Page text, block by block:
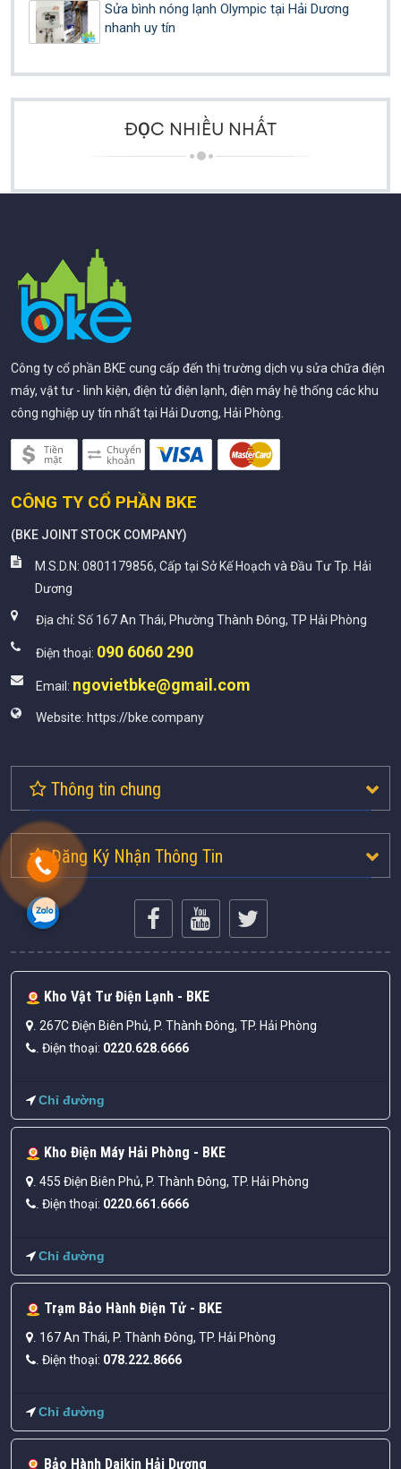
Sửa bình nóng lạnh Olympic tại Hải Dương
nhanh uy tín
ĐỌC NHIỀU NHẤT
Công ty cổ phần BKE cung cấp đến thị trường dịch vụ sửa chữa điện
máy, vật tư - linh kiện, điện tử điện lạnh, điện máy hệ thống các khu
công nghiệp uy tín nhất tại Hải Dương, Hải Phòng.
CÔNG TY CỔ PHẦN BKE
(BKE JOINT STOCK COMPANY)
M.S.D.N: 0801179856, Cấp tại Sở Kế Hoạch và Đầu Tư Tp. Hải
Dương
Địa chỉ: Số 167 An Thái, Phường Thành Đông, TP Hải Phòng
Điện thoại: 090 6060 290
Email: ngovietbke@gmail.com
Website: https://bke.company
Thông tin chung
Đăng Ký Nhận Thông Tin
Kho Vật Tư Điện Lạnh - BKE
267C Điện Biên Phủ, P. Thành Đông, TP. Hải Phòng
Điện thoại: 0220.628.6666
Chỉ đường
Kho Điện Máy Hải Phòng - BKE
455 Điện Biên Phủ, P. Thành Đông, TP. Hải Phòng
Điện thoại: 0220.661.6666
Chỉ đường
Trạm Bảo Hành Điện Tử - BKE
167 An Thái, P. Thành Đông, TP. Hải Phòng
Điện thoại: 078.222.8666
Chỉ đường
Bảo Hành Daikin Hải Dương